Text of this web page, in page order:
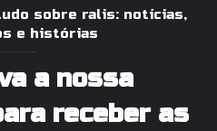
sobre ralis: notícias,
e histórias
a nossa
receber as